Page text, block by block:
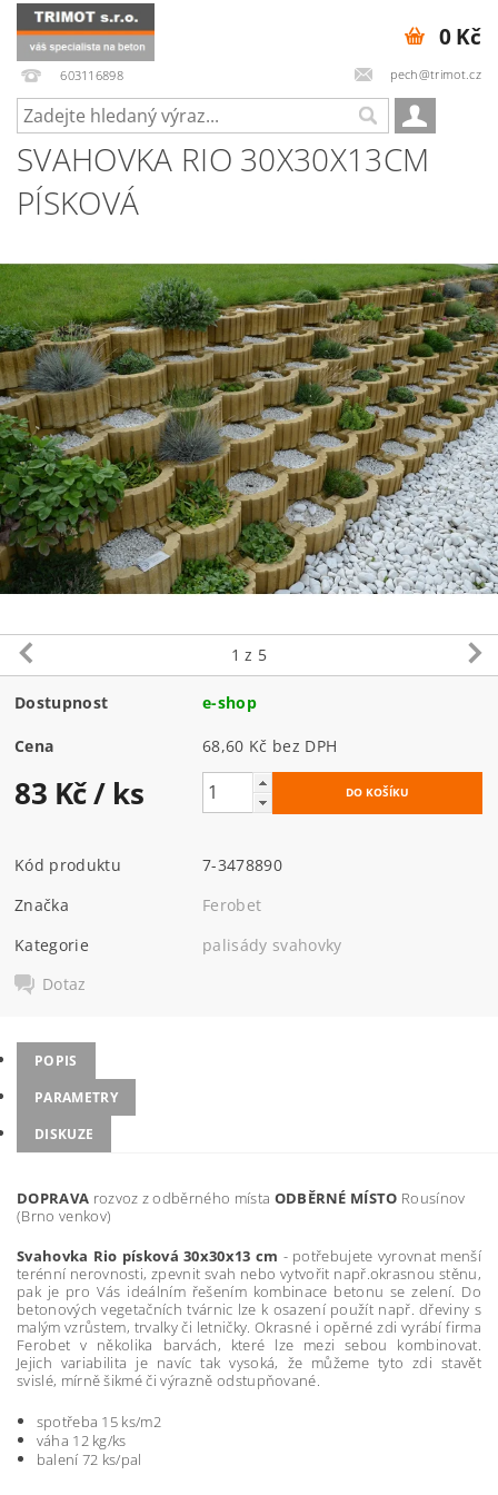
603116898 pech@trimot.cz
0 Kč
SVAHOVKA RIO 30X30X13CM
PÍSKOVÁ
1 z 5
Dostupnost e-shop
Cena 68,60 Kč bez DPH
83 Kč/ ks
Kód produktu
7-3478890
Značka
Ferobet
Kategorie
palisády svahovky
Dotaz
POPIS
PARAMETRY
DISKUZE
DOPRAVA rozvoz z odběrného místa ODBĚRNÉ MÍSTO Rousínov
(Brno venkov)
Svahovka Rio písková 30x30x13 cm - potřebujete vyrovnat menší
terénní nerovnosti, zpevnit svah nebo vytvořit např.okrasnou stěnu,
pak je pro Vás ideálním řešením kombinace betonu se zelení. Do
betonových vegetačních tvárnic lze k osazení použít např. dřeviny s
malým vzrůstem, trvalky či letničky. Okrasné i opěrné zdi vyrábí firma
Ferobet v několika barvách, které lze mezi sebou kombinovat.
Jejich variabilita je navíc tak vysoká, že můžeme tyto zdi stavět
svislé, mírně šikmé či výrazně odstupňované.
spotřeba 15 ks/m2
váha 12 kg/ks
balení 72 ks/pal